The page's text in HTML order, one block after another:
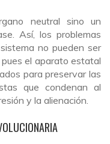
neutral sino un
Así, los problemas
no pueden ser
el aparato estatal
para preservar las
que condenan al
y la alienación.